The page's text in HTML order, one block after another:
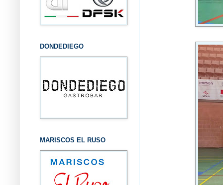
DONDEDIEGO
MARISCOS EL RUSO